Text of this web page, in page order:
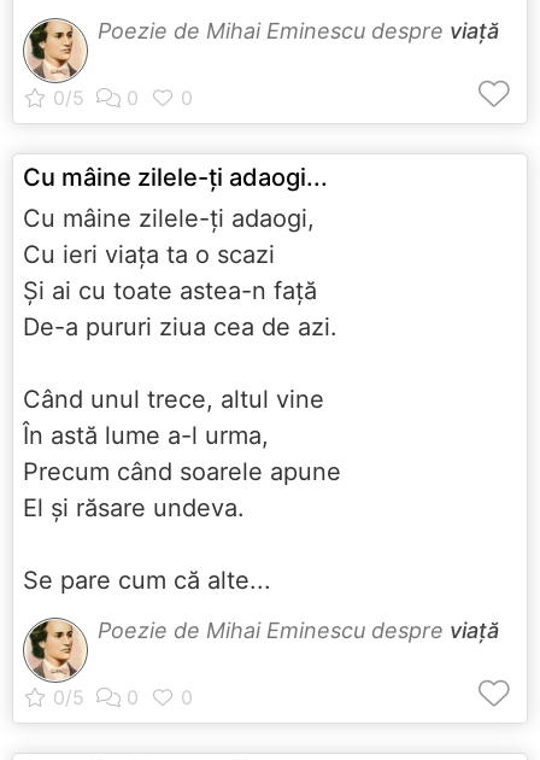
Poezie de Mihai Eminescu despre viață
Cu mâine zilele-ţi adaogi...
Cu mâine zilele-ţi adaogi,
Cu ieri viaţa ta o scazi
Şi ai cu toate astea-n faţă
De-a pururi ziua cea de azi.
Când unul trece, altul vine
În astă lume a-l urma,
Precum când soarele apune
El şi răsare undeva.
Se pare cum că alte...
Poezie de Mihai Eminescu despre viață